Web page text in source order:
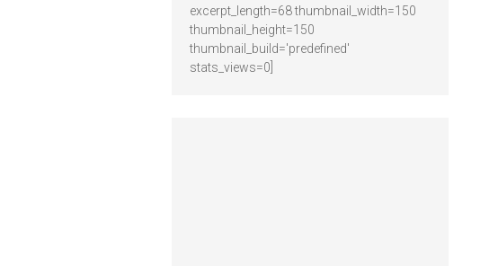
excerpt_length=68 thumbnail_width=150
thumbnail_height=150
thumbnail_build='predefined'
stats_views=0]